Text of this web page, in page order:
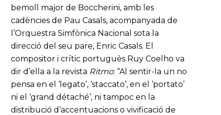
bemoll major de Boccherini, amb les
cadències de Pau Casals, acompanyada de
l’Orquestra Simfònica Nacional sota la
direcció del seu pare, Enric Casals. El
compositor i crític portuguès Ruy Coelho va
dir d’ella a la revista Ritmo: “Al sentir-la un no
pensa en el ‘legato’, ‘staccato’, en el ‘portato’
ni el ‘grand détaché’, ni tampoc en la
distribució d’accentuacions o vivificació de